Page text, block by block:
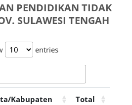
PENDIDIKAN TIDAK
SULAWESI TENGAH
entries
Kabupaten Total